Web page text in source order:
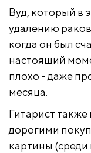
Вуд, который в
удалению
когда он был
настоящий
плохо - даже
месяца.
Гитарист
дорогими
картины (среди